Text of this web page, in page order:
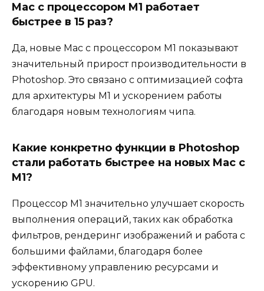
Mac с процессором M1 работает
быстрее в 15 раз?
Да, новые Mac с процессором M1 показывают
значительный прирост производительности в
Photoshop. Это связано с оптимизацией софта
для архитектуры M1 и ускорением работы
благодаря новым технологиям чипа.
Какие конкретно функции в Photoshop
стали работать быстрее на новых Mac с
M1?
Процессор M1 значительно улучшает скорость
выполнения операций, таких как обработка
фильтров, рендеринг изображений и работа с
большими файлами, благодаря более
эффективному управлению ресурсами и
ускорению GPU.